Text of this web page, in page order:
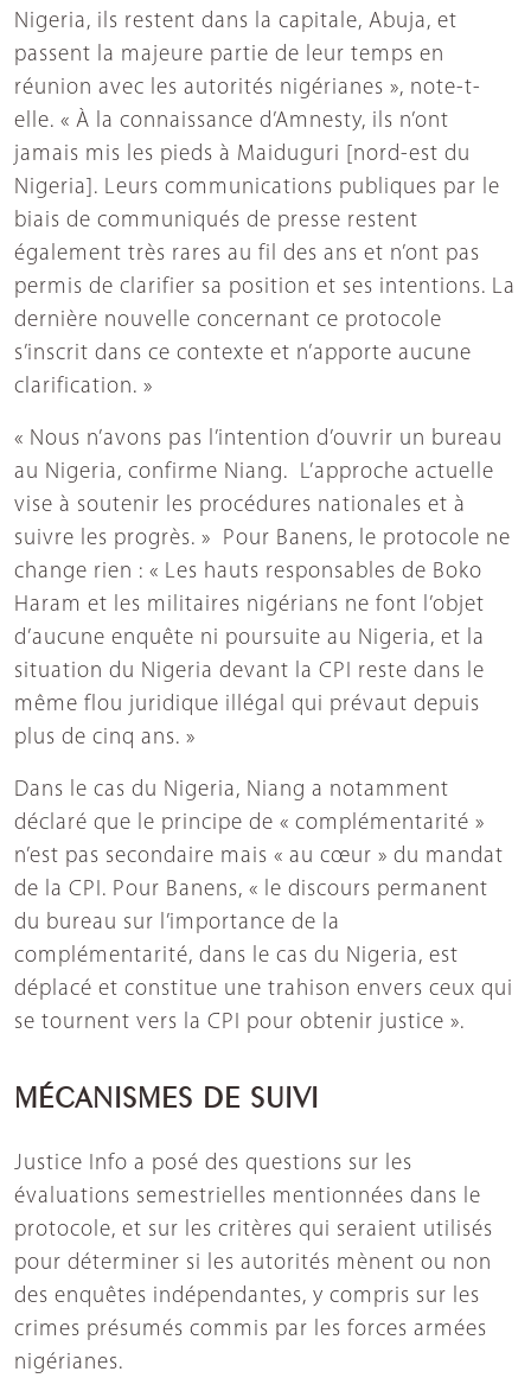
Nigeria, ils restent dans la capitale, Abuja, et
passent la majeure partie de leur temps en
réunion avec les autorités nigérianes », note-t-
elle. « À la connaissance d’Amnesty, ils n’ont
jamais mis les pieds à Maiduguri [nord-est du
Nigeria]. Leurs communications publiques par le
biais de communiqués de presse restent
également très rares au fil des ans et n’ont pas
permis de clarifier sa position et ses intentions. La
dernière nouvelle concernant ce protocole
s’inscrit dans ce contexte et n’apporte aucune
clarification. »
« Nous n’avons pas l’intention d’ouvrir un bureau
au Nigeria, confirme Niang. L’approche actuelle
vise à soutenir les procédures nationales et à
suivre les progrès. »
Pour Banens, le protocole ne
change rien : « Les hauts responsables de Boko
Haram et les militaires nigérians ne font l’objet
d’aucune enquête ni poursuite au Nigeria, et la
situation du Nigeria devant la CPI reste dans le
même flou juridique illégal qui prévaut depuis
plus de cinq ans. »
Dans le cas du Nigeria, Niang a notamment
déclaré que le principe de « complémentarité »
n’est pas secondaire mais « au cœur » du mandat
de la CPI. Pour Banens, « le discours permanent
du bureau sur l’importance de la
complémentarité, dans le cas du Nigeria, est
déplacé et constitue une trahison envers ceux qui
se tournent vers la CPI pour obtenir justice ».
MÉCANISMES DE SUIVI
Justice Info a posé des questions sur les
évaluations semestrielles mentionnées dans le
protocole, et sur les critères qui seraient utilisés
pour déterminer si les autorités mènent ou non
des enquêtes indépendantes, y compris sur les
crimes présumés commis par les forces armées
nigérianes.